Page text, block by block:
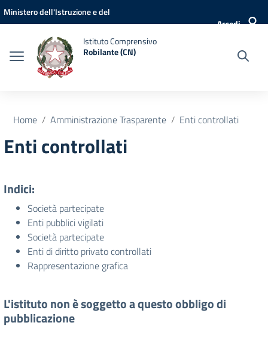
Vai ai contenuti
Vai al menu di navigazione
Vai al footer
Ministero dell'Istruzione e del
Accedi
Istituto Comprensivo
Robilante (CN)
Home Amministrazione Trasparente Enti controllati
Enti controllati
Indici:
Società partecipate
Enti pubblici vigilati
Società partecipate
Enti di diritto privato controllati
Rappresentazione grafica
L'istituto non è soggetto a questo obbligo di
pubblicazione